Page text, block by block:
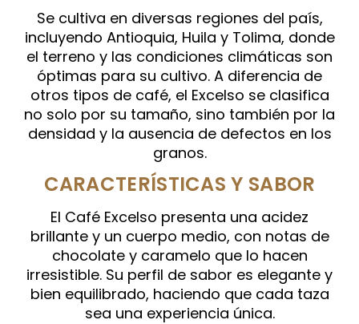
Se cultiva en diversas regiones del país,
incluyendo Antioquia, Huila y Tolima, donde
el terreno y las condiciones climáticas son
óptimas para su cultivo. A diferencia de
otros tipos de café, el Excelso se clasifica
no solo por su tamaño, sino también por la
densidad y la ausencia de defectos en los
granos.
CARACTERÍSTICAS Y SABOR
El Café Excelso presenta una acidez
brillante y un cuerpo medio, con notas de
chocolate y caramelo que lo hacen
irresistible. Su perfil de sabor es elegante y
bien equilibrado, haciendo que cada taza
sea una experiencia única.